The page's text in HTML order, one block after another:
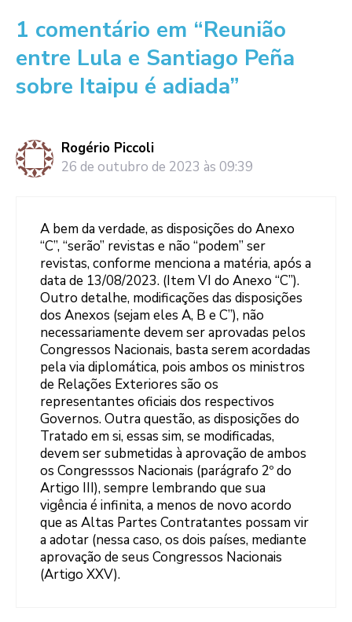
1 comentário em “Reunião
entre Lula e Santiago Peña
sobre Itaipu é adiada”
Rogério Piccoli
26 de outubro de 2023 às 09:39
A bem da verdade, as disposições do Anexo
“C”, “serão” revistas e não “podem” ser
revistas, conforme menciona a matéria, após a
data de 13/08/2023. (Item VI do Anexo “C”).
Outro detalhe, modificações das disposições
dos Anexos (sejam eles A, B e C”), não
necessariamente devem ser aprovadas pelos
Congressos Nacionais, basta serem acordadas
pela via diplomática, pois ambos os ministros
de Relações Exteriores são os
representantes oficiais dos respectivos
Governos. Outra questão, as disposições do
Tratado em si, essas sim, se modificadas,
devem ser submetidas à aprovação de ambos
os Congresssos Nacionais (parágrafo 2º do
Artigo III), sempre lembrando que sua
vigência é infinita, a menos de novo acordo
que as Altas Partes Contratantes possam vir
a adotar (nessa caso, os dois países, mediante
aprovação de seus Congressos Nacionais
(Artigo XXV).